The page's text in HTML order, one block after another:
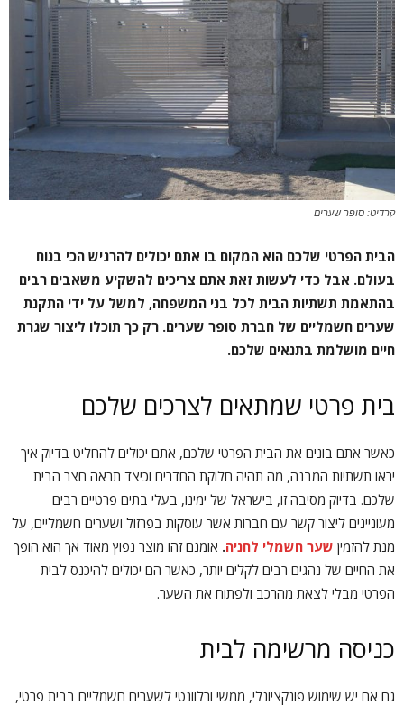
קרדיט: סופר שערים
הבית הפרטי שלכם הוא המקום בו אתם יכולים להרגיש הכי בנוח
בעולם. אבל כדי לעשות זאת אתם צריכים להשקיע משאבים רבים
בהתאמת תשתיות הבית לכל בני המשפחה, למשל על ידי התקנת
שערים חשמליים של חברת סופר שערים. רק כך תוכלו ליצור שגרת
חיים מושלמת בתנאים שלכם.
בית פרטי שמתאים לצרכים שלכם
כאשר אתם בונים את הבית הפרטי שלכם, אתם יכולים להחליט בדיוק איך
יראו תשתיות המבנה, מה תהיה חלוקת החדרים וכיצד תראה חצר הבית
שלכם. בדיוק מסיבה זו, בישראל של ימינו, בעלי בתים פרטיים רבים
מעוניינים ליצור קשר עם חברות אשר עוסקות בפרזול ושערים חשמליים, על
מנת להזמין שער חשמלי לחניה. אומנם זהו מוצר נפוץ מאוד אך הוא הופך
את החיים של נהגים רבים לקלים יותר, כאשר הם יכולים להיכנס לבית
הפרטי מבלי לצאת מהרכב ולפתוח את השער.
כניסה מרשימה לבית
גם אם יש שימוש פונקציונלי, ממשי ורלוונטי לשערים חשמליים בבית פרטי,